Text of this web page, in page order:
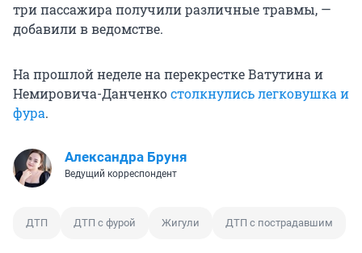
три пассажира получили различные травмы, —
добавили в ведомстве.
На прошлой неделе на перекрестке Ватутина и
Немировича-Данченкостолкнулись легковушка и
фура.
Александра Бруня
Ведущий корреспондент
ДТП ДТП с фурой Жигули ДТП с пострадавшим